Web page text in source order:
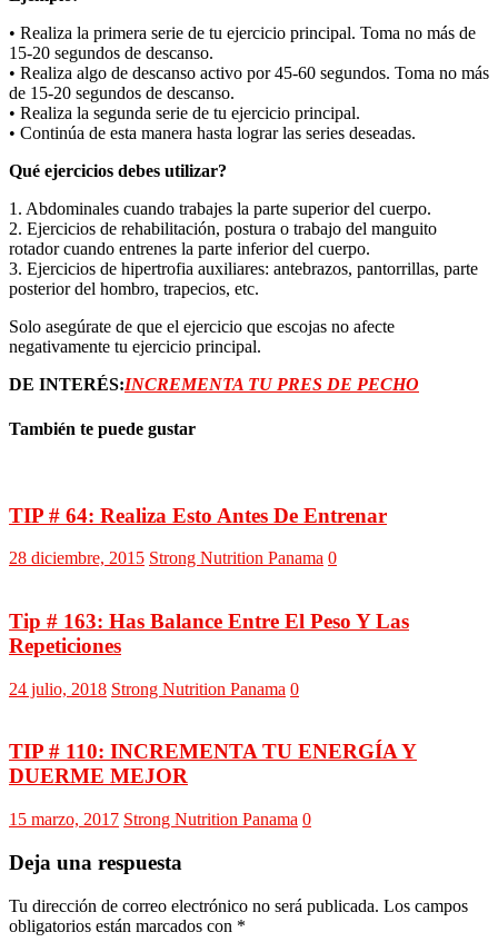
• Realiza la primera serie de tu ejercicio principal. Toma no más de
15-20 segundos de descanso.
• Realiza algo de descanso activo por 45-60 segundos. Toma no más
de 15-20 segundos de descanso.
• Realiza la segunda serie de tu ejercicio principal.
• Continúa de esta manera hasta lograr las series deseadas.
Qué ejercicios debes utilizar?
1. Abdominales cuando trabajes la parte superior del cuerpo.
2. Ejercicios de rehabilitación, postura o trabajo del manguito
rotador cuando entrenes la parte inferior del cuerpo.
3. Ejercicios de hipertrofia auxiliares: antebrazos, pantorrillas, parte
posterior del hombro, trapecios, etc.
Solo asegúrate de que el ejercicio que escojas no afecte
negativamente tu ejercicio principal.
DE INTERÉS:INCREMENTA TU PRES DE PECHO
También te puede gustar
TIP # 64: Realiza Esto Antes De Entrenar
28 diciembre, 2015 Strong Nutrition Panama 0
Tip # 163: Has Balance Entre El Peso Y Las
Repeticiones
24 julio, 2018 Strong Nutrition Panama 0
TIP # 110: INCREMENTA TU ENERGÍA Y
DUERME MEJOR
15 marzo, 2017 Strong Nutrition Panama 0
Deja una respuesta
Tu dirección de correo electrónico no será publicada. Los campos
obligatorios están marcados con *